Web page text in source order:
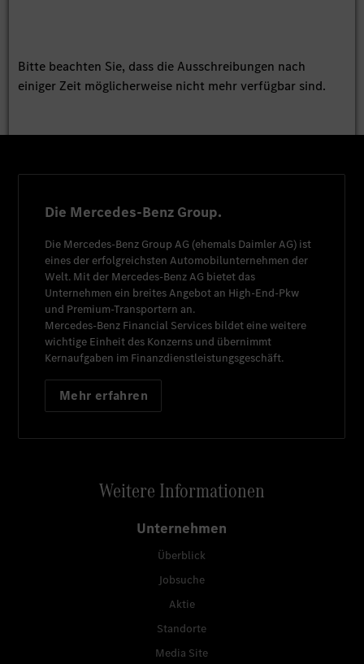
Bitte beachten Sie, dass die Ausschreibungen nach
einiger Zeit möglicherweise nicht mehr verfügbar sind.
Die Mercedes-Benz Group.
Die Mercedes-Benz Group AG (ehemals Daimler AG) ist
eines der erfolgreichsten Automobilunternehmen der
Welt. Mit der Mercedes-Benz AG bietet das
Unternehmen ein breites Angebot an High-End-Pkw
und Premium-Transportern an.
Mercedes-Benz Financial Services bildet eine weitere
wichtige Einheit des Konzerns und übernimmt
Kernaufgaben im Finanzdienstleistungsgeschäft.
Mehr erfahren
Weitere Informationen
Unternehmen
Überblick
Jobsuche
Aktie
Standorte
Media Site